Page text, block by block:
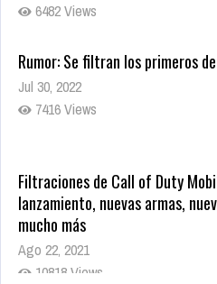
6482 Views
Rumor: Se filtran los primeros
Jul 30, 2022
7416 Views
Filtraciones de Call of Duty
lanzamiento, nuevas armas,
mucho más
Ago 22, 2021
10818 Views